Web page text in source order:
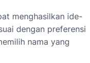
menghasilkan ide-
dengan preferensi
nama yang